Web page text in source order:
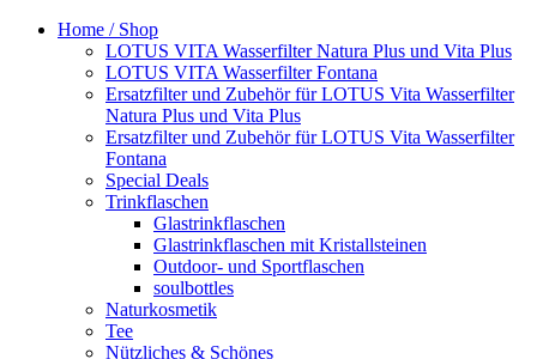
Home / Shop
LOTUS VITA Wasserfilter Natura Plus und Vita Plus
LOTUS VITA Wasserfilter Fontana
Ersatzfilter und Zubehör für LOTUS Vita Wasserfilter
Natura Plus und Vita Plus
Ersatzfilter und Zubehör für LOTUS Vita Wasserfilter
Fontana
Special Deals
Trinkflaschen
Glastrinkflaschen
Glastrinkflaschen mit Kristallsteinen
Outdoor- und Sportflaschen
soulbottles
Naturkosmetik
Tee
Nützliches & Schönes